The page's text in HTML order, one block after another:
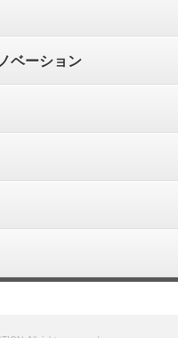
ベーション